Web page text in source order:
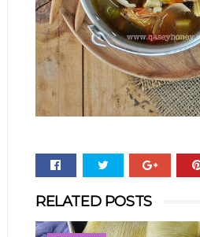
RELATED POSTS